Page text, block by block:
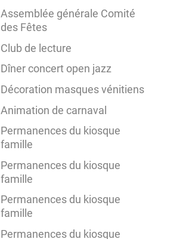
Assemblée générale Comité
des Fêtes
Club de lecture
Dîner concert open jazz
Décoration masques vénitiens
Animation de carnaval
Permanences du kiosque
famille
Permanences du kiosque
famille
Permanences du kiosque
famille
Permanences du kiosque